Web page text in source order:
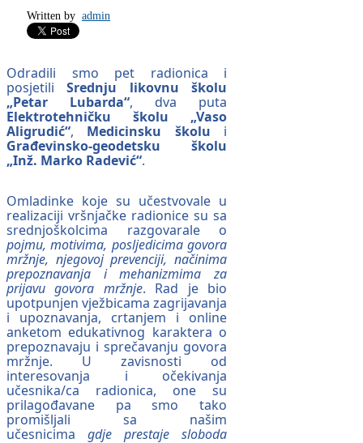
Written by admin
Odradili smo pet radionica i
posjetiliSrednju likovnu školu
„Petar Lubarda“, dva puta
Elektrotehničku školu „Vaso
Aligrudić“, Medicinsku školu i
Građevinsko-geodetsku školu
„Inž. Marko Radević“.
Omladinke koje su učestvovale u
realizaciji vršnjačke radionice su sa
srednjoškolcima razgovarale o
pojmu, motivima, posljedicima govora
mržnje, njegovoj prevenciji, načinima
prepoznavanja i mehanizmima za
prijavu govora mržnje. Rad je bio
upotpunjen vježbicama zagrijavanja
i upoznavanja, crtanjem i online
anketom edukativnog karaktera o
prepoznavaju i sprečavanju govora
mržnje. U zavisnosti od
interesovanja i očekivanja
učesnika/ca radionica, one su
prilagođavane pa smo tako
promišljali sa našim
učesnicimagdje prestaje sloboda